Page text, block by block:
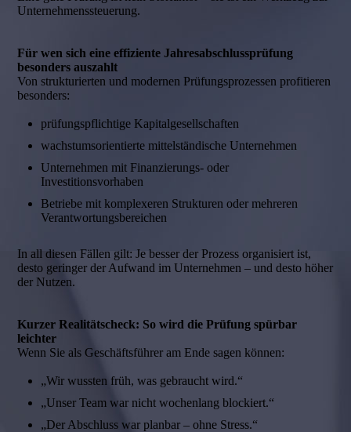
Unternehmenssteuerung.
Für wen sich eine effiziente Jahresabschlussprüfung
besonders auszahlt
Von strukturierten und modernen Prüfungsprozessen profitieren
besonders:
prüfungspflichtige Kapitalgesellschaften
wachstumsorientierte mittelständische Unternehmen
Unternehmen mit Finanzierungs- oder
Investitionsvorhaben
Betriebe mit komplexeren Strukturen oder mehreren
Verantwortungsbereichen
In all diesen Fällen gilt: Je besser der Prozess organisiert ist,
desto geringer der Aufwand im Unternehmen – und desto höher
der Nutzen.
Kurzer Realitätscheck: So wird die Prüfung spürbar
leichter
Wenn Sie als Geschäftsführer am Ende sagen können:
„Wir wussten früh, was gebraucht wird.“
„Unser Team war nicht wochenlang blockiert.“
„Der Abschluss war planbar – ohne Stress.“